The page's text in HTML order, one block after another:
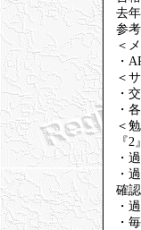
去
参
＜
・
＜
・
・
＜
『
・
・
確
・
・